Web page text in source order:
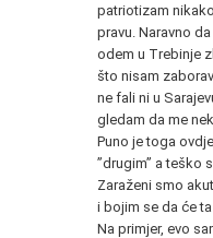
patriotizam
pravu. Naravno
odem u Trebinje
što nisam
ne fali ni u
gledam da me
Puno je toga
”drugim” a teško
Zaraženi smo
i bojim se da će
Na primjer, evo